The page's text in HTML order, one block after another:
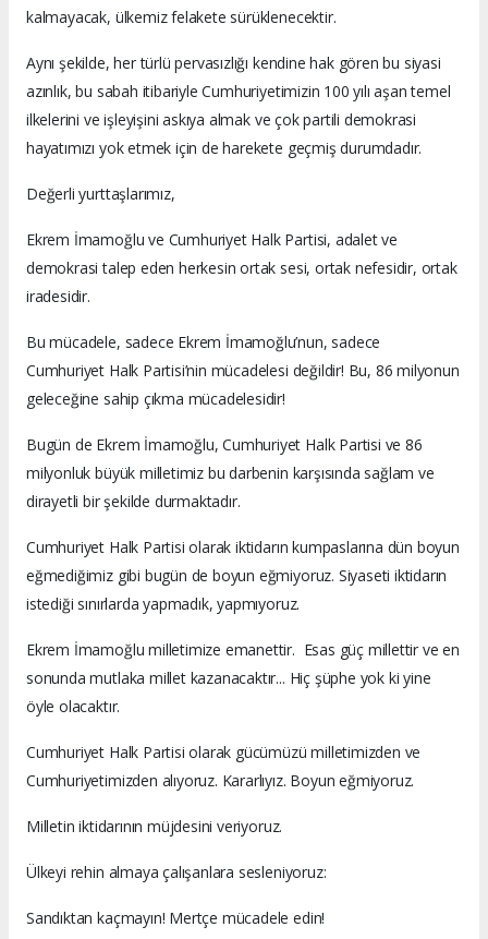
kalmayacak, ülkemiz felakete sürüklenecektir.
Aynı şekilde, her türlü pervasızlığı kendine hak gören bu siyasi
azınlık, bu sabah itibariyle Cumhuriyetimizin 100 yılı aşan temel
ilkelerini ve işleyişini askıya almak ve çok partili demokrasi
hayatımızı yok etmek için de harekete geçmiş durumdadır.
Değerli yurttaşlarımız,
Ekrem İmamoğlu ve Cumhuriyet Halk Partisi, adalet ve
demokrasi talep eden herkesin ortak sesi, ortak nefesidir, ortak
iradesidir.
Bu mücadele, sadece Ekrem İmamoğlu’nun, sadece
Cumhuriyet Halk Partisi’nin mücadelesi değildir! Bu, 86 milyonun
geleceğine sahip çıkma mücadelesidir!
Bugün de Ekrem İmamoğlu, Cumhuriyet Halk Partisi ve 86
milyonluk büyük milletimiz bu darbenin karşısında sağlam ve
dirayetli bir şekilde durmaktadır.
Cumhuriyet Halk Partisi olarak iktidarın kumpaslarına dün boyun
eğmediğimiz gibi bugün de boyun eğmiyoruz. Siyaseti iktidarın
istediği sınırlarda yapmadık, yapmıyoruz.
Ekrem İmamoğlu milletimize emanettir. Esas güç millettir ve en
sonunda mutlaka millet kazanacaktır... Hiç şüphe yok ki yine
öyle olacaktır.
Cumhuriyet Halk Partisi olarak gücümüzü milletimizden ve
Cumhuriyetimizden alıyoruz. Kararlıyız. Boyun eğmiyoruz.
Milletin iktidarının müjdesini veriyoruz.
Ülkeyi rehin almaya çalışanlara sesleniyoruz:
Sandıktan kaçmayın! Mertçe mücadele edin!